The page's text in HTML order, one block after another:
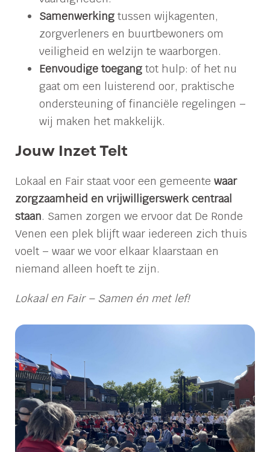
Samenwerking tussen wijkagenten,
zorgverleners en buurtbewoners om
veiligheid en welzijn te waarborgen.
Eenvoudige toegang tot hulp: of het nu
gaat om een luisterend oor, praktische
ondersteuning of financiële regelingen –
wij maken het makkelijk.
Jouw Inzet Telt
Lokaal en Fair staat voor een gemeente waar
zorgzaamheid en vrijwilligerswerk centraal
staan. Samen zorgen we ervoor dat De Ronde
Venen een plek blijft waar iedereen zich thuis
voelt – waar we voor elkaar klaarstaan en
niemand alleen hoeft te zijn.
Lokaal en Fair – Samen én met lef!